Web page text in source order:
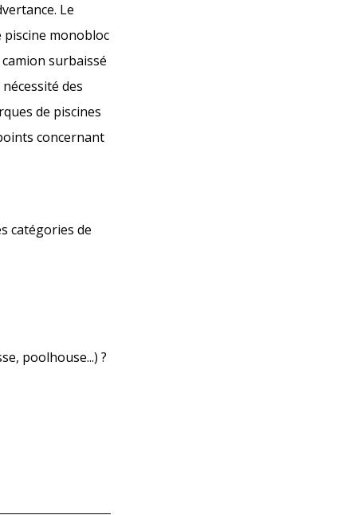
Le
monobloc
surbaissé
des
de piscines
concernant
catégories de
poolhouse...) ?